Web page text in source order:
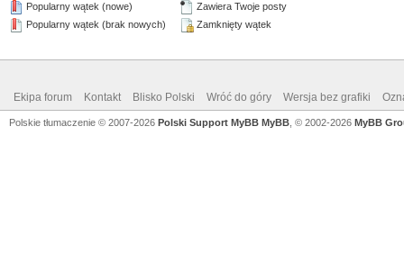
Popularny wątek (nowe)
Popularny wątek (brak nowych)
Zawiera Twoje posty
Zamknięty wątek
Ekipa forum Kontakt Blisko Polski Wróć do góry Wersja bez grafiki
Polskie tłumaczenie © 2007-2026 Polski Support MyBB MyBB , © 2002-2026 MyBB